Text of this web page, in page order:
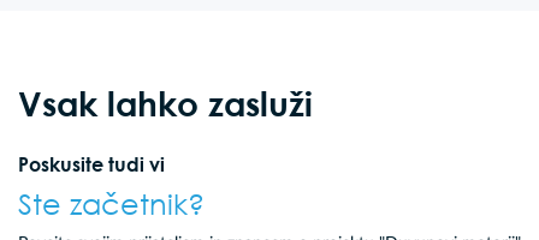
Vsak lahko zasluži
Poskusite tudi vi
Ste začetnik?